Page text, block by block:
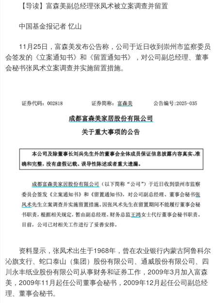
【导读】富森美副总经理张凤术被立案调查并留置
中国基金报记者 忆山
11月25日，富森美发布公告称，公司于近日收到崇州市监察委员
会签发的《立案通知书》和《留置通知书》，对公司副总经理、董事
会秘书张凤术立案调查并实施留置措施。
资料显示，张凤术出生于1968年，曾在农业银行内蒙古阿鲁科尔
沁旗支行、蛇口泰山（集团）股份有限公司、通威股份有限公司、四
川永丰纸业股份有限公司从事财务和证券工作，2009年3月加入富森
美，2009年11月起任公司董事会秘书，2009年12月起任公司副总经
理、董事会秘书。